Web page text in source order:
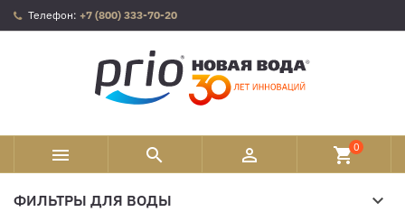
Телефон: +7 (800) 333-70-20
   shopping_cart0
ФИЛЬТРЫ ДЛЯ ВОДЫ